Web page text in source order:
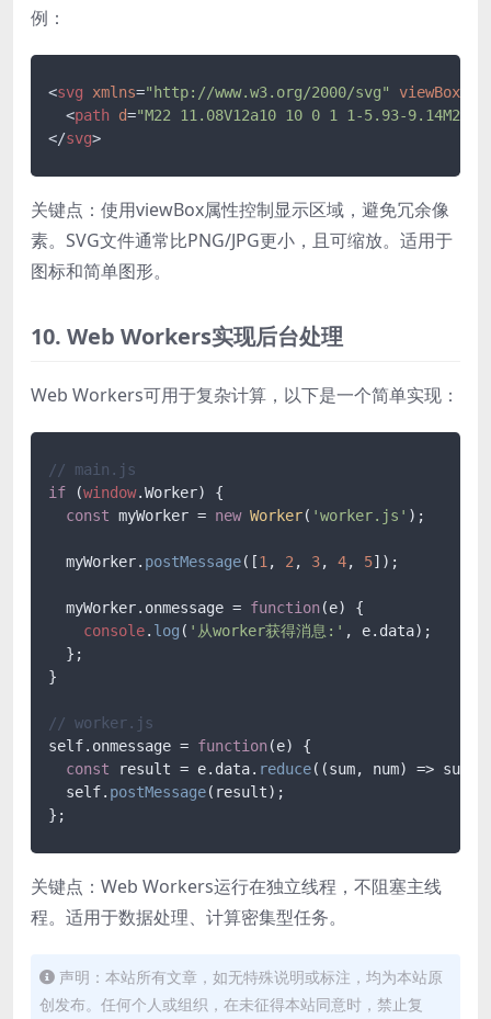
例：
<svg xmlns="http://www.w3.org/2000/svg" viewBox
<path d="M22 11.08V12a10 10 0 1 1-5.93-9.14M22
</svg>
关键点：使用viewBox属性控制显示区域，避免冗余像
素。SVG文件通常比PNG/JPG更小，且可缩放。适用于
图标和简单图形。
10. Web Workers实现后台处理
Web Workers可用于复杂计算，以下是一个简单实现：
// main.js
if (window.Worker) {
const myWorker = new Worker( 'worker.js' );
  myWorker.
postMessage([1 , 2 , 3, 4, 5]);
  myWorker.
onmessage = function(e) {
console. log ( '从worker获得消息:' , e. data);
  };
}
// worker.js
self. onmessage = function(e) {
const result = e. data. reduce( (sum, num) => sum
  self.
postMessage(result);
关键点：Web Workers运行在独立线程，不阻塞主线
程。适用于数据处理、计算密集型任务。
声明：本站所有文章，如无特殊说明或标注，均为本站原
创发布。任何个人或组织，在未征得本站同意时，禁止复